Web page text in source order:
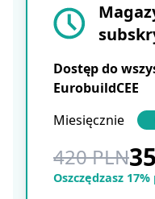
Dostęp do
EurobuildCEE
Miesięcznie
420 PLN
Oszczędzasz